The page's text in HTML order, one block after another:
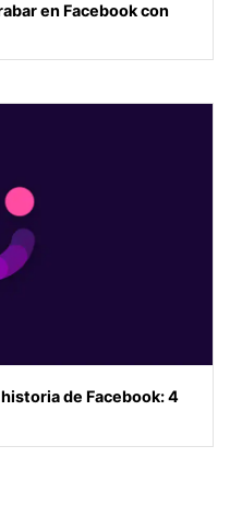
en Facebook con
de Facebook: 4